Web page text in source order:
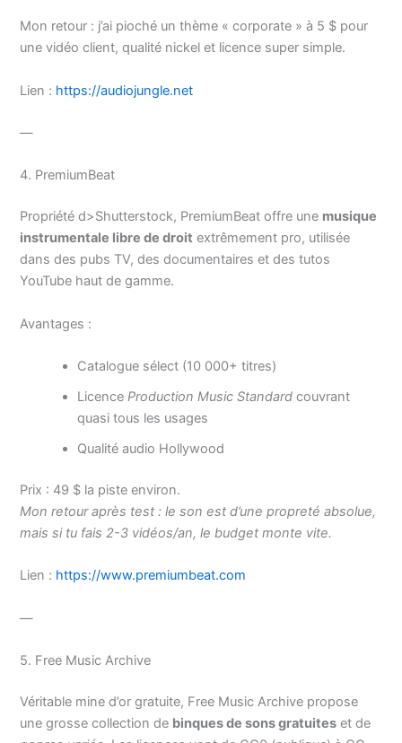
Mon retour : j’ai pioché un thème « corporate » à 5 $ pour
une vidéo client, qualité nickel et licence super simple.
Lien : https://audiojungle.net
—
4. PremiumBeat
Propriété d>Shutterstock, PremiumBeat offre une musique
instrumentale libre de droit extrêmement pro, utilisée
dans des pubs TV, des documentaires et des tutos
YouTube haut de gamme.
Avantages :
Catalogue sélect (10 000+ titres)
LicenceProduction Music Standard couvrant
quasi tous les usages
Qualité audio Hollywood
Prix : 49 $ la piste environ.
Mon retour après test : le son est d’une propreté absolue,
mais si tu fais 2-3 vidéos/an, le budget monte vite.
Lien : https://www.premiumbeat.com
—
5. Free Music Archive
Véritable mine d’or gratuite, Free Music Archive propose
une grosse collection de binques de sons gratuites et de